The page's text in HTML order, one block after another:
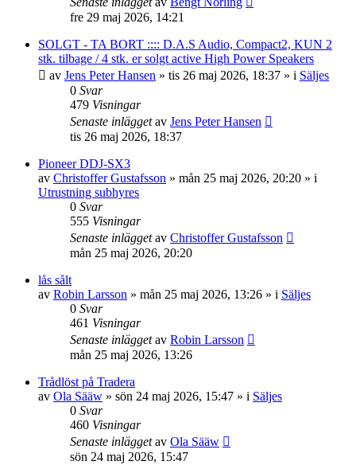
fre 29 maj 2026, 14:21
SOLGT - TA BORT :::: D.A.S Audio, Compact2, KUN 2
stk. tilbage / 4 stk. er solgt active High Power Speakers
av Jens Peter Hansen » tis 26 maj 2026, 18:37 » i Säljes
0 Svar
479 Visningar
Senaste inläggetav Jens Peter Hansen
tis 26 maj 2026, 18:37
Pioneer DDJ-SX3
av Christoffer Gustafsson » mån 25 maj 2026, 20:20 » i
Utrustning subhyres
0 Svar
555 Visningar
Senaste inläggetav Christoffer Gustafsson
mån 25 maj 2026, 20:20
lås sålt
av Robin Larsson » mån 25 maj 2026, 13:26 » i Säljes
0 Svar
461 Visningar
Senaste inläggetav Robin Larsson
mån 25 maj 2026, 13:26
Trådlöst på Tradera
av Ola Sääw » sön 24 maj 2026, 15:47 » i Säljes
0 Svar
460 Visningar
Senaste inläggetav Ola Sääw
sön 24 maj 2026, 15:47